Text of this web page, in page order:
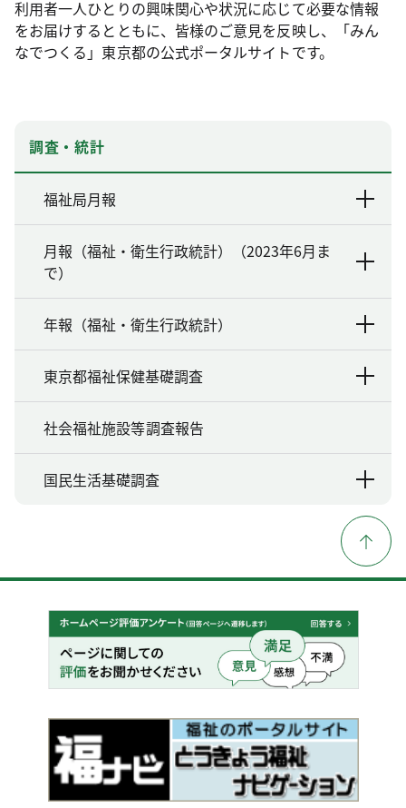
利用者一人ひとりの興味関心や状況に応じて必要な情報
をお届けするとともに、皆様のご意見を反映し、「みん
なでつくる」東京都の公式ポータルサイトです。
調査・統計
福祉局月報
月報（福祉・衛生行政統計）（2023年6月ま
で）
年報（福祉・衛生行政統計）
東京都福祉保健基礎調査
社会福祉施設等調査報告
国民生活基礎調査